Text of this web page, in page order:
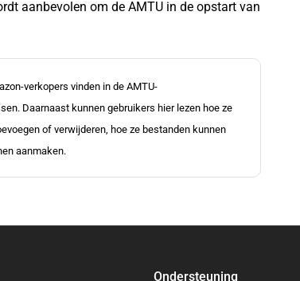
aanbevolen om de AMTU in de opstart van
verkopers vinden in de AMTU-
Daarnaast kunnen gebruikers hier lezen hoe ze
of verwijderen, hoe ze bestanden kunnen
aanmaken.
Ondersteuning